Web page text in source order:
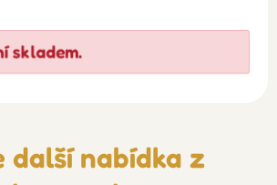
skladem.
další nabídka z